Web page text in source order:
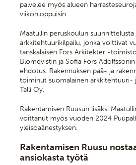
palvelee myös alueen
viikonloppuisin.
Maatullin peruskoulun
arkkitehtuurikilpailu, jonka voittivat
tanskalaisen Fors Arkitekter -
Blomqvistin ja Sofia Fors Adolfssonin
ehdotus. Rakennuksen pää- ja
toiminut suomalainen
Talli Oy.
Rakentamisen Ruusun lisäksi
voittanut myös vuoden 2024
yleisöäänestyksen.
Rakentamisen Ruusu
ansiokasta työtä